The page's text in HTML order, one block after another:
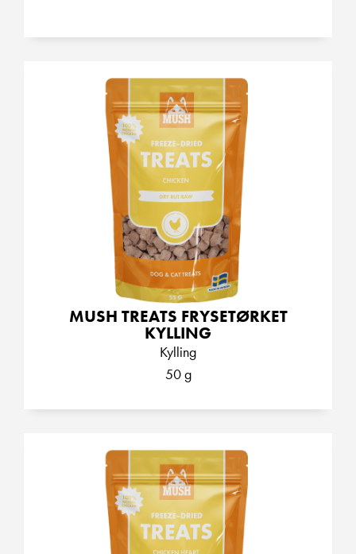
MUSH TREATS FRYSETØRKET
KYLLING
Kylling
50 g